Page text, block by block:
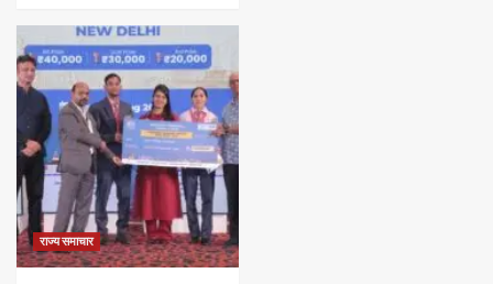
राज्य समाचार